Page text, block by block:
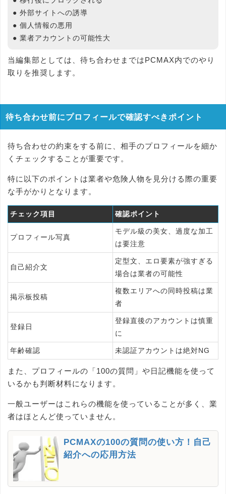
● 外部サイトへの誘導
● 個人情報の悪用
● 業者アカウントの可能性大
当編集部としては、待ち合わせまではPCMAX内でのやり
取りを推奨します。
待ち合わせ前にプロフィールで確認すべきポイント
待ち合わせの約束をする前に、相手のプロフィールを細か
くチェックすることが重要です。
特に以下のポイントは業者や危険人物を見分ける際の重要
な手がかりとなります。
チェック項目 確認ポイント
プロフィール写真
モデル級の美女、過度な加工
は要注意
自己紹介文
定型文、エロ要素が強すぎる
場合は業者の可能性
掲示板投稿
複数エリアへの同時投稿は業
者
登録日
登録直後のアカウントは慎重
に
年齢確認 未認証アカウントは絶対NG
また、プロフィールの「100の質問」や日記機能を使って
いるかも判断材料になります。
一般ユーザーはこれらの機能を使っていることが多く、業
者はほとんど使っていません。
PCMAXの100の質問の使い方！自己
紹介への応用方法